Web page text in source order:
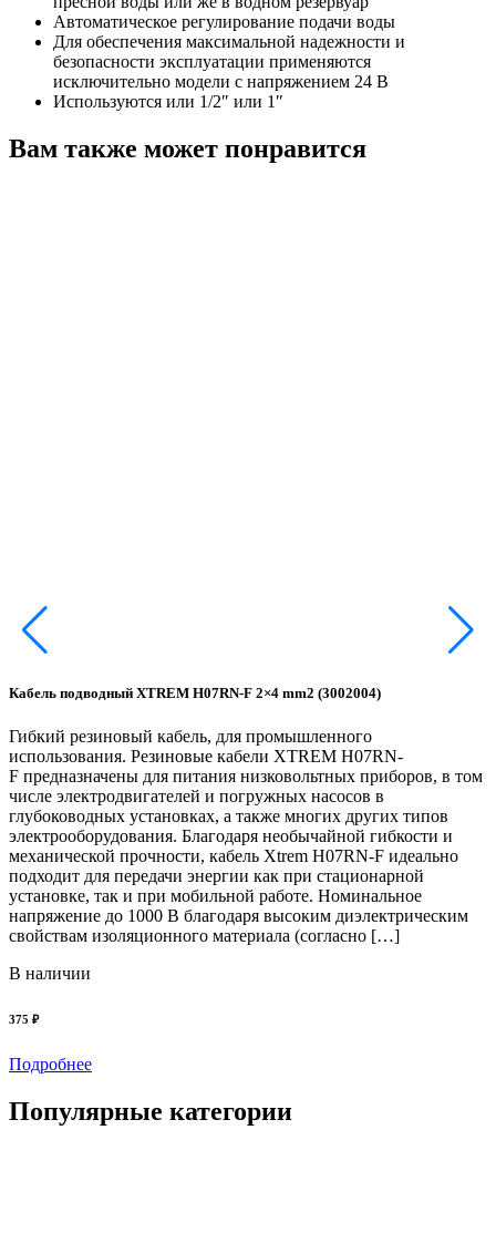
Автоматическое регулирование подачи воды
Для обеспечения максимальной надежности и
безопасности эксплуатации применяются
исключительно модели с напряжением 24 В
Используются или 1/2″ или 1″
Вам также может понравится
Кабель подводный XTREM H07RN-F 2×4 mm2 (3002004)
Гибкий резиновый кабель, для промышленного
использования. Резиновые кабели XTREM H07RN-
F предназначены для питания низковольтных приборов, в том
числе электродвигателей и погружных насосов в
глубоководных установках, а также многих других типов
электрооборудования. Благодаря необычайной гибкости и
механической прочности, кабель Xtrem H07RN-F идеально
подходит для передачи энергии как при стационарной
установке, так и при мобильной работе. Номинальное
напряжение до 1000 В благодаря высоким диэлектрическим
свойствам изоляционного материала (согласно […]
В наличии
375 ₽
Подробнее
Популярные категории